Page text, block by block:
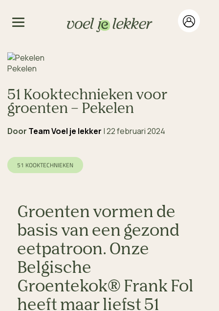
51 Kooktechnieken voor
groenten – Pekelen
Door Team Voel je lekker |22 februari 2024
51 KOOKTECHNIEKEN
Pekelen
Groenten vormen de
basis van een gezond
eetpatroon. Onze
Belgische
Groentekok® Frank Fol
heeft maar liefst 51